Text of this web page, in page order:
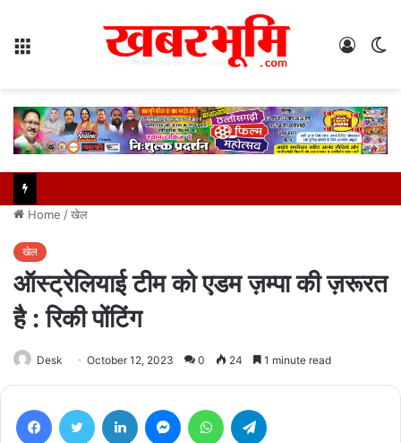
Log
Home /खेल
खेल
ऑस्ट्रेलियाई टीम को एडम ज़म्पा की ज़रूरत
है : रिकी पोंटिंग
Desk October 12, 2023 0 24 1 minute read
FacebookTwitter LinkedIn MessengerWhatsApp